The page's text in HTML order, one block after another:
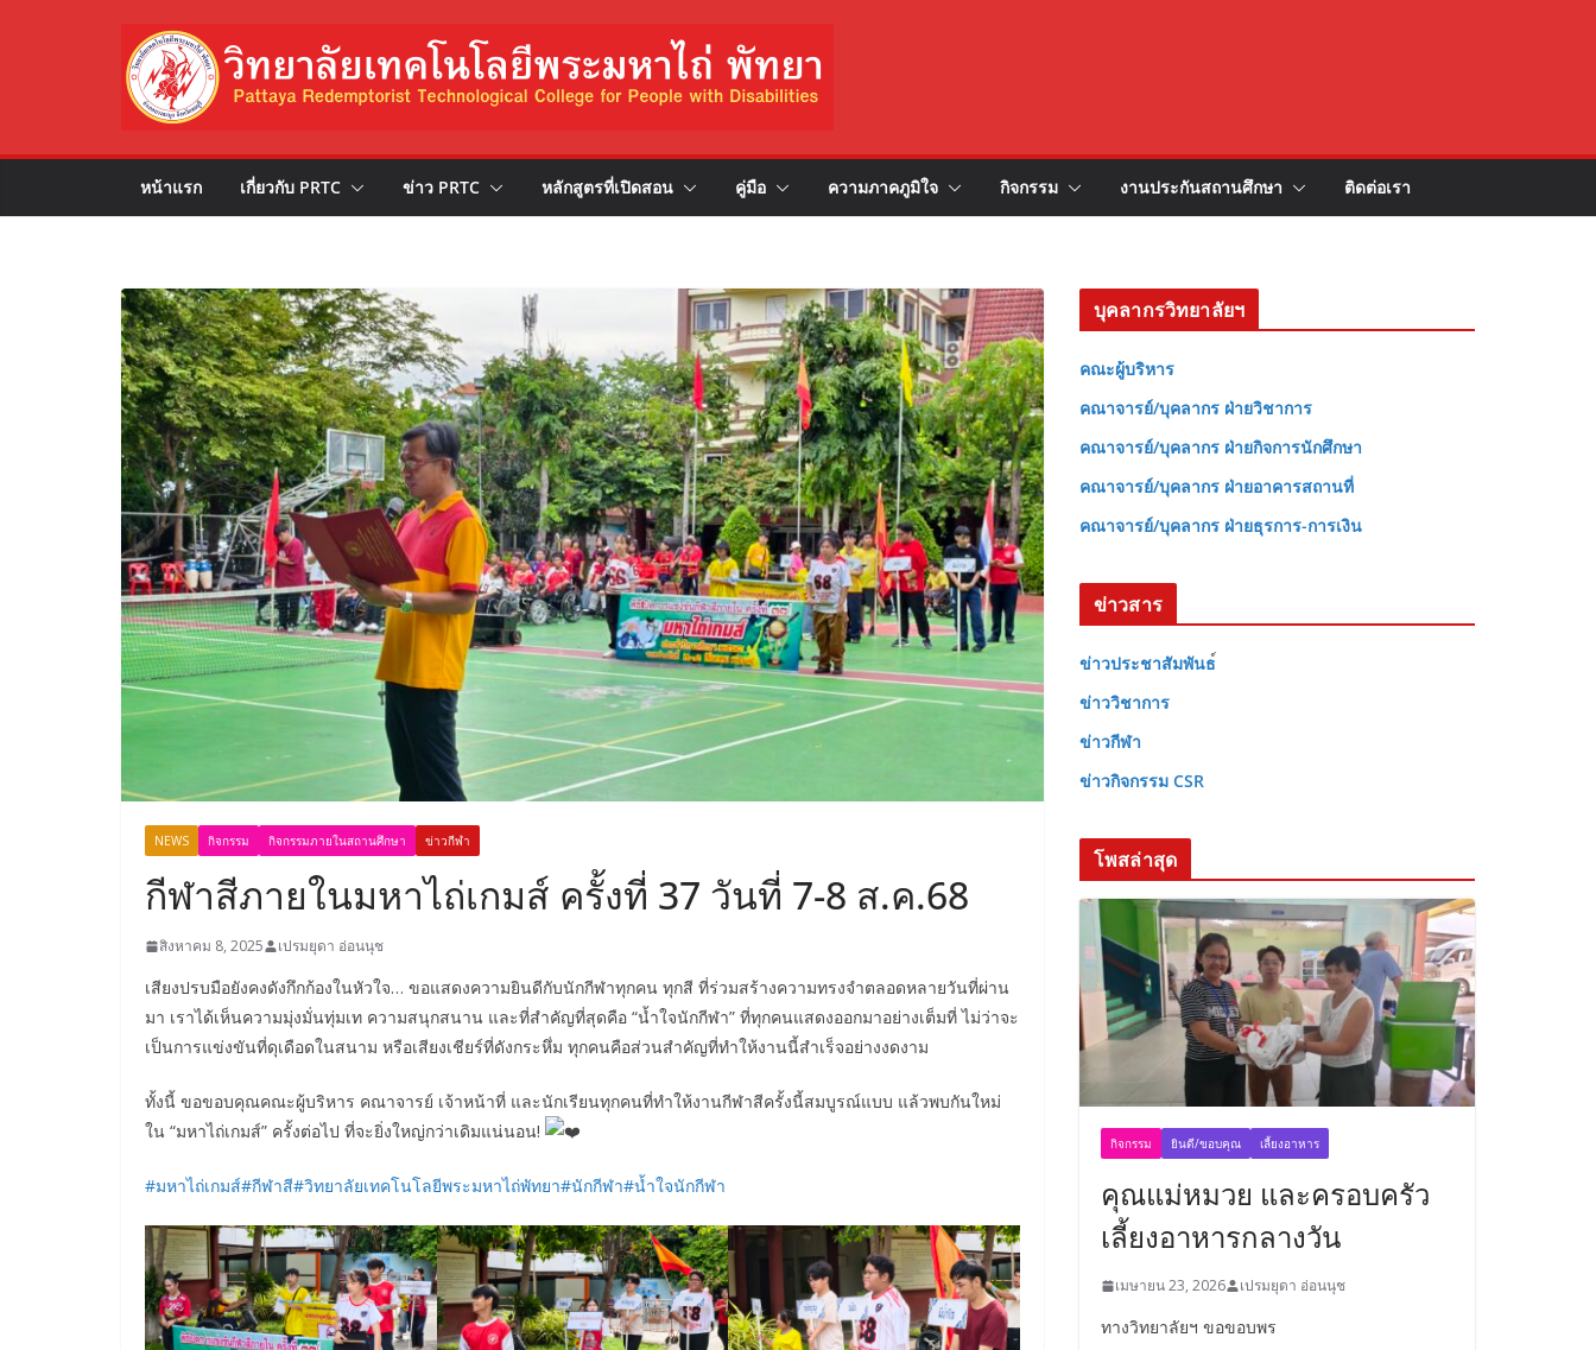
หน้าแรก เกี่ยวกับ PRTC ข่าว PRTC หลักสูตรที่เปิดสอน คู่มือ ความภาคภูมิใจ กิจกรรม งานประกันสถานศึกษา ติดต่อเรา
NEWS กิจกรรม กิจกรรมภายในสถานศึกษา ข่าวกีฬา
กีฬาสีภายในมหาไถ่เกมส์ ครั้งที่ 37 วันที่ 7-8 ส.ค.68
สิงหาคม 8, 2025 เปรมยุดา อ่อนนุช
เสียงปรบมือยังคงดังกึกก้องในหัวใจ… ขอแสดงความยินดีกับนักกีฬาทุกคน ทุกสี ที่ร่วมสร้างความทรงจำตลอดหลายวันที่ผ่าน
มา เราได้เห็นความมุ่งมั่นทุ่มเท ความสนุกสนาน และที่สำคัญที่สุดคือ “น้ำใจนักกีฬา” ที่ทุกคนแสดงออกมาอย่างเต็มที่ ไม่ว่าจะ
เป็นการแข่งขันที่ดุเดือดในสนาม หรือเสียงเชียร์ที่ดังกระหึ่ม ทุกคนคือส่วนสำคัญที่ทำให้งานนี้สำเร็จอย่างงดงาม
ทั้งนี้ ขอขอบคุณคณะผู้บริหาร คณาจารย์ เจ้าหน้าที่ และนักเรียนทุกคนที่ทำให้งานกีฬาสีครั้งนี้สมบูรณ์แบบ แล้วพบกันใหม่
ใน “มหาไถ่เกมส์” ครั้งต่อไป ที่จะยิ่งใหญ่กว่าเดิมแน่นอน!
#มหาไถ่เกมส์#กีฬาสี#วิทยาลัยเทคโนโลยีพระมหาไถ่พัทยา#นักกีฬา#น้ำใจนักกีฬา
บุคลากรวิทยาลัยฯ
คณะผู้บริหาร
คณาจารย์/บุคลากร ฝ่ายวิชาการ
คณาจารย์/บุคลากร ฝ่ายกิจการนักศึกษา
คณาจารย์/บุคลากร ฝ่ายอาคารสถานที่
คณาจารย์/บุคลากร ฝ่ายธุรการ-การเงิน
ข่าวสาร
ข่าวประชาสัมพันธ
ข่าววิชาการ
ข่าวกีฬา
ข่าวกิจกรรม CSR
โพสล่าสุด
กิจกรรม ยินดี/ขอบคุณ เลี้ยงอาหาร
คุณแม่หมวย และครอบครัว
เลี้ยงอาหารกลางวัน
เมษายน 23, 2026 เปรมยุดา อ่อนนุช
ทางวิทยาลัยฯ ขอขอบพร